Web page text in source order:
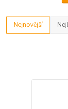
Nejnovější